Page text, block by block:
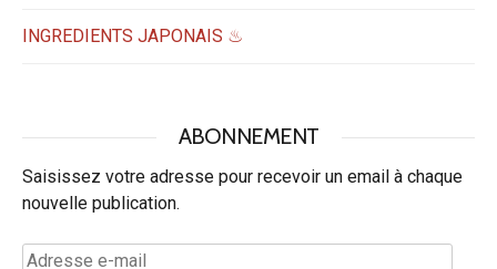
INGREDIENTS JAPONAIS ♨
ABONNEMENT
Saisissez votre adresse pour recevoir un email à chaque
nouvelle publication.
Adresse